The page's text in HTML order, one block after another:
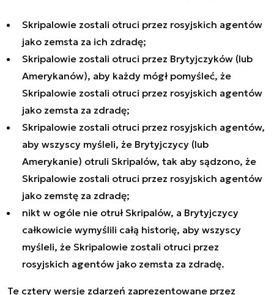
Skripalowie zostali otruci przez rosyjskich agentów
jako zemsta za ich zdradę;
Skripalowie zostali otruci przez Brytyjczyków (lub
Amerykanów), aby każdy mógł pomyśleć, że
Skripalowie zostali otruci przez rosyjskich agentów
jako zemsta za zdradę;
Skripalowie zostali otruci przez rosyjskich agentów,
aby wszyscy myśleli, że Brytyjczycy (lub
Amerykanie) otruli Skripalów, tak aby sądzono, że
Skripalowie zostali otruci przez rosyjskich agentów
jako zemstę za zdradę;
nikt w ogóle nie otruł Skripalów, a Brytyjczycy
całkowicie wymyślili całą historię, aby wszyscy
myśleli, że Skripalowie zostali otruci przez
rosyjskich agentów jako zemsta za zdradę.
Te cztery wersje zdarzeń zaprezentowane przez